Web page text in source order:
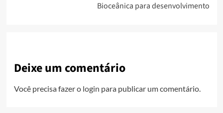
Bioceânica para desenvolvimento
Deixe um comentário
Você precisa fazer o login para publicar um comentário.